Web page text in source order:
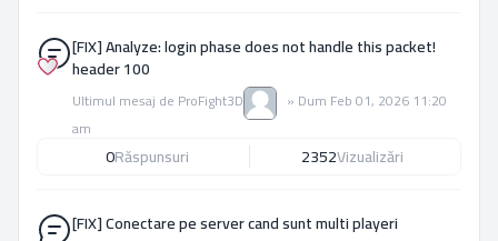
[FIX] Analyze: login phase does not handle this packet!
header 100
Ultimul mesaj de ProFight3D » Dum Feb 01, 2026 11:20
am
0Răspunsuri 2352Vizualizări
[FIX] Conectare pe server cand sunt multi playeri